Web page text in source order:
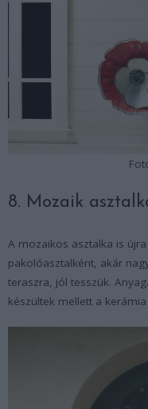
8. Mozaik
A mozaikos asztalka is
pakolóasztalként, akár
teraszra, jól tesszük.
készültek mellett a